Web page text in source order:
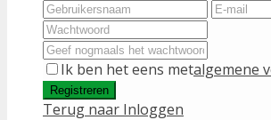
Ik ben het eens metalgemene
Registreren
Terug naar Inloggen